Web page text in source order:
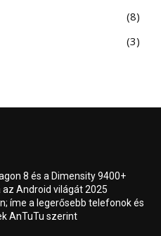
8
3
8 és a Dimensity 9400+
az Android világát 2025
íme a legerősebb telefonok és
AnTuTu szerint